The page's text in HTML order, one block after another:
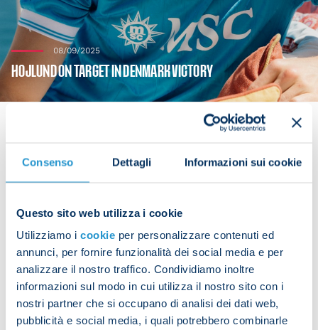
Consenso Dettagli Informazioni sui cookie
Questo sito web utilizza i cookie
Utilizziamo i cookie per personalizzare contenuti ed
annunci, per fornire funzionalità dei social media e per
analizzare il nostro traffico. Condividiamo inoltre
informazioni sul modo in cui utilizza il nostro sito con i
nostri partner che si occupano di analisi dei dati web,
pubblicità e social media, i quali potrebbero combinarle
08/09/2025
HOJLUND ON TARGET IN DENMARK VICTORY
Rasmus Hojlund scored for his national team on
The Napoli striker came off the bench on the hour
mark and netted his side's third goal with a close-
range finish.